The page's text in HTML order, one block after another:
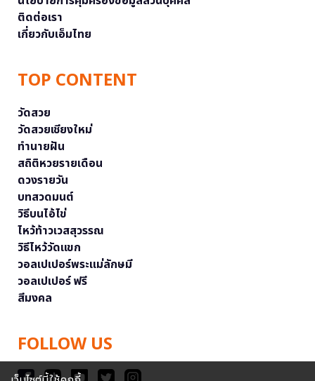
ติดต่อเรา
เกี่ยวกับเอ็มไทย
TOP CONTENT
วัดสวย
วัดสวยเชียงใหม่
ทำนายฝัน
สถิติหวยรายเดือน
ดวงรายวัน
บทสวดมนต์
วิธีบนไอ้ไข่
ไหว้ท้าวเวสสุวรรณ
วิธีไหว้วัดแขก
วอลเปเปอร์พระแม่ลักษมี
วอลเปเปอร์ ฟรี
สีมงคล
FOLLOW US